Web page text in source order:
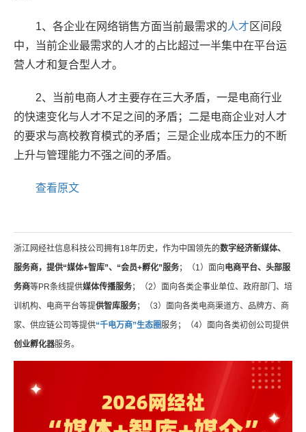
1、各企业在网络销售方面当前最需求的人才 区间段
中，当前企业最需求的人才的占比超过一半集中在平台运
营人才和复合型人才。
2、当前电商人才主要存在三大矛盾，一是电商行业
的快速变化与人才不足之间的矛盾；二是电商企业对人才
的要求与高校教育模式的矛盾；三是企业成本压力的不断
上升与管理能力不强之间的矛盾。
查看原文
浙江网经社信息科技公司拥有18年历史，作为中国领先的数字经济新媒体、
服务商，提供“媒体+智库”、“会员+孵化”服务；（1）面向 电商平台、头部服
务商等PR条线提供媒体传播服务；（2）面向各类企事业单位、政府部门、培
训机构、电商平台等提供智库服务；（3）面向各类电商渠道方、品牌方、商
家、供应链公司等提供“千电万商”生态圈服务；（4）面向各类初创公司提供
创业孵化器服务。